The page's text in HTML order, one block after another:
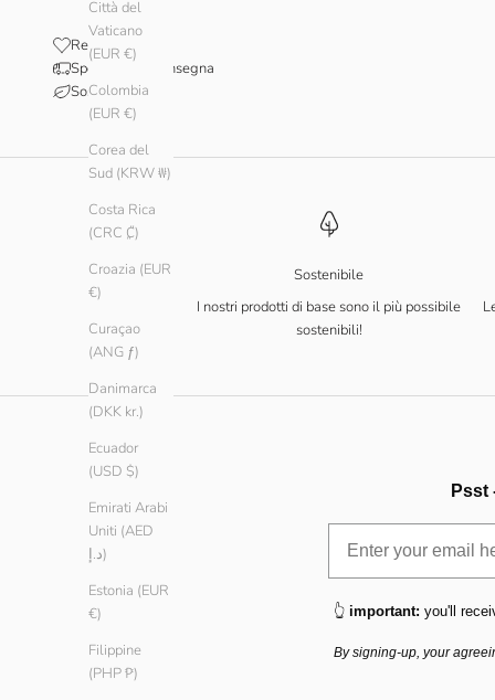
Città del
Vaticano
(EUR €)
Colombia
(EUR €)
Corea del
Sud (KRW ₩)
Costa Rica
(CRC ₡)
Croazia (EUR
€)
Curaçao
(ANG ƒ)
Danimarca
(DKK kr.)
Ecuador
(USD $)
Emirati Arabi
Uniti (AED
د.إ)
Estonia (EUR
€)
Filippine
(PHP ₱)
Recensioni
Spedizione e consegna
Sostenibilità
Sostenibile
I nostri prodotti di base sono il più possibile
sostenibili!
Psst
👆 important: you'll
By signing-up, your